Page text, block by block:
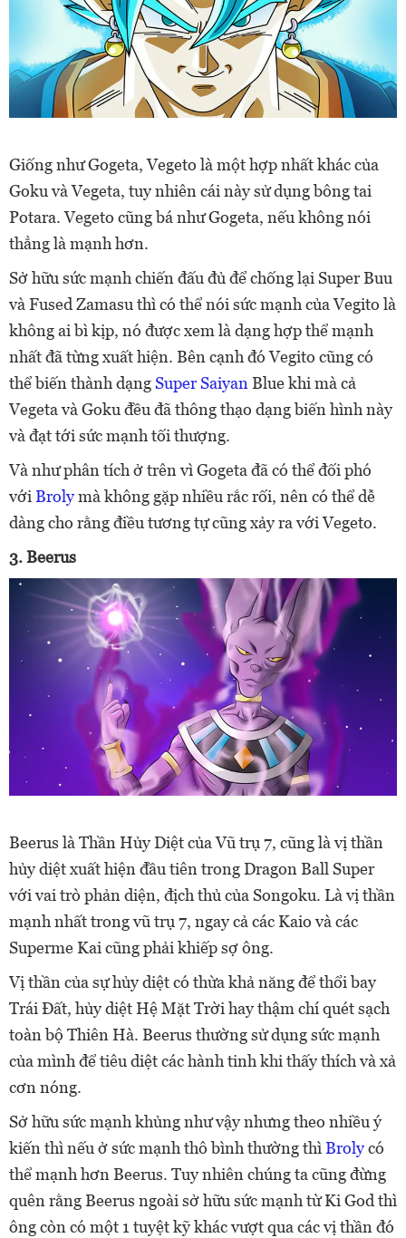
Giống như Gogeta, Vegeto là một hợp nhất khác của
Goku và Vegeta, tuy nhiên cái này sử dụng bông tai
Potara. Vegeto cũng bá như Gogeta, nếu không nói
thẳng là mạnh hơn.
Sở hữu sức mạnh chiến đấu đủ để chống lại Super Buu
và Fused Zamasu thì có thể nói sức mạnh của Vegito là
không ai bì kịp, nó được xem là dạng hợp thể mạnh
nhất đã từng xuất hiện. Bên cạnh đó Vegito cũng có
thể biến thành dạngSuper Saiyan Blue khi mà cả
Vegeta và Goku đều đã thông thạo dạng biến hình này
và đạt tới sức mạnh tối thượng.
Và như phân tích ở trên vì Gogeta đã có thể đối phó
với Brolymà không gặp nhiều rắc rối, nên có thể dễ
dàng cho rằng điều tương tự cũng xảy ra với Vegeto.
3. Beerus
Beerus là Thần Hủy Diệt của Vũ trụ 7, cũng là vị thần
hủy diệt xuất hiện đầu tiên trong Dragon Ball Super
với vai trò phản diện, địch thủ của Songoku. Là vị thần
mạnh nhất trong vũ trụ 7, ngay cả các Kaio và các
Superme Kai cũng phải khiếp sợ ông.
Vị thần của sự hủy diệt có thừa khả năng để thổi bay
Trái Đất, hủy diệt Hệ Mặt Trời hay thậm chí quét sạch
toàn bộ Thiên Hà. Beerus thường sử dụng sức mạnh
của mình để tiêu diệt các hành tinh khi thấy thích và xả
cơn nóng.
Sở hữu sức mạnh khủng như vậy nhưng theo nhiều ý
kiến thì nếuở sức mạnh thô bình thường thìBrolycó
thể mạnh hơn Beerus. Tuy nhiên chúng ta cũng đừng
quên rằng Beerus ngoài sở hữu sức mạnh từ Ki God thì
ông còn có một 1 tuyệt kỹ khác vượt qua các vị thần đó